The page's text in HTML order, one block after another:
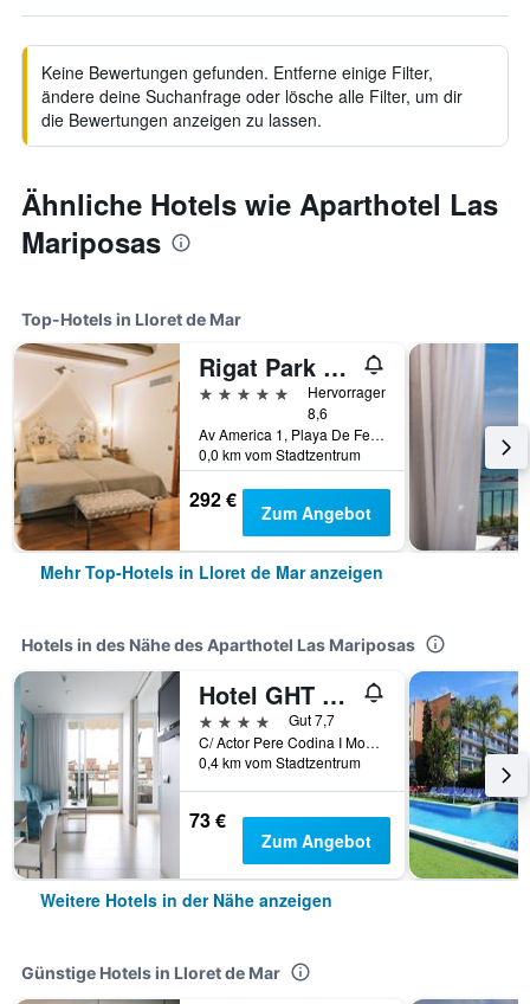
Keine Bewertungen gefunden. Entferne einige Filter,
ändere deine Suchanfrage oder lösche alle Filter, um dir
die Bewertungen anzeigen zu lassen.
Ähnliche Hotels wie Aparthotel Las
Mariposas
Top-Hotels in Lloret de Mar
Rigat Park & Spa Hotel - Adults Recommended
5 Sterne
Hervorragend
8,6
Av America 1, Playa De Fenals, Lloret de Mar, Katalonien, Spanien
0,0 km vom Stadtzentrum
292 € Zum Angebot
Mehr Top-Hotels in Lloret de Mar anzeigen
Hotels in des Nähe des Aparthotel Las Mariposas
Hotel GHT Oasis Park & Spa
4 Sterne
Gut 7,7
C/ Actor Pere Codina I Mont, 23, Lloret de Mar, Katalonien, Spanien
0,4 km vom Stadtzentrum
73 €
Zum Angebot
Weitere Hotels in der Nähe anzeigen
Günstige Hotels in Lloret de Mar